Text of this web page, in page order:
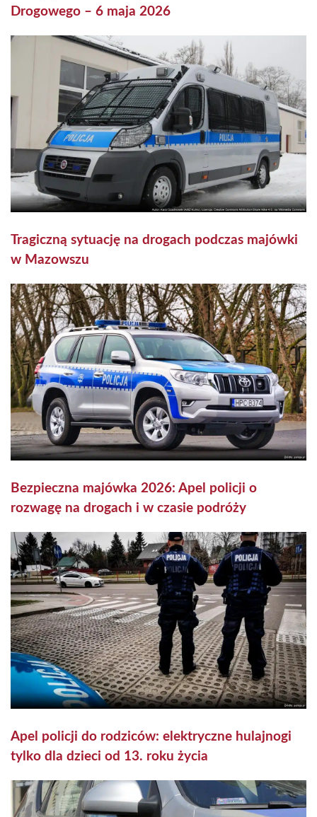
Drogowego – 6 maja 2026
Tragiczną sytuację na drogach podczas majówki
w Mazowszu
Bezpieczna majówka 2026: Apel policji o
rozwagę na drogach i w czasie podróży
Apel policji do rodziców: elektryczne hulajnogi
tylko dla dzieci od 13. roku życia